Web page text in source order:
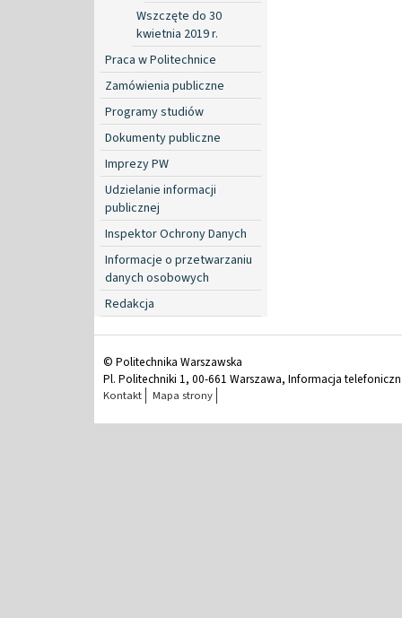
Wszczęte do 30
kwietnia 2019 r.
Praca w Politechnice
Zamówienia publiczne
Programy studiów
Dokumenty publiczne
Imprezy PW
Udzielanie informacji
publicznej
Inspektor Ochrony Danych
Informacje o przetwarzaniu
danych osobowych
Redakcja
© Politechnika Warszawska
Pl. Politechniki 1, 00-661 Warszawa, Informacja
Kontakt Mapa strony